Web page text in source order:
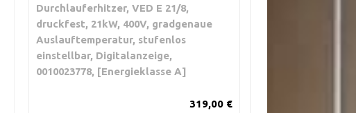
Durchlauferhitzer, VED E 21/8,
druckfest, 21kW, 400V, gradgenaue
Auslauftemperatur, stufenlos
einstellbar, Digitalanzeige,
0010023778, [Energieklasse A]
319,00 €